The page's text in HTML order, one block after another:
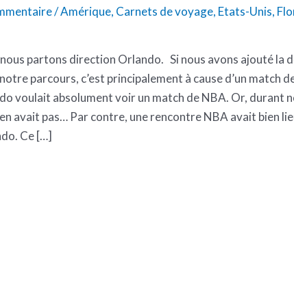
/Amérique, Carnets de voyage, Etats-Unis,
partons direction Orlando. Si nous avons ajouté la
parcours, c’est principalement à cause d’un match
voulait absolument voir un match de NBA. Or, durant
en avait pas… Par contre, une rencontre NBA avait bien
Ce […]